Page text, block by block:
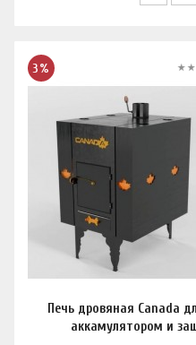
3%
Печь дровяная Canada
аккамулятором и